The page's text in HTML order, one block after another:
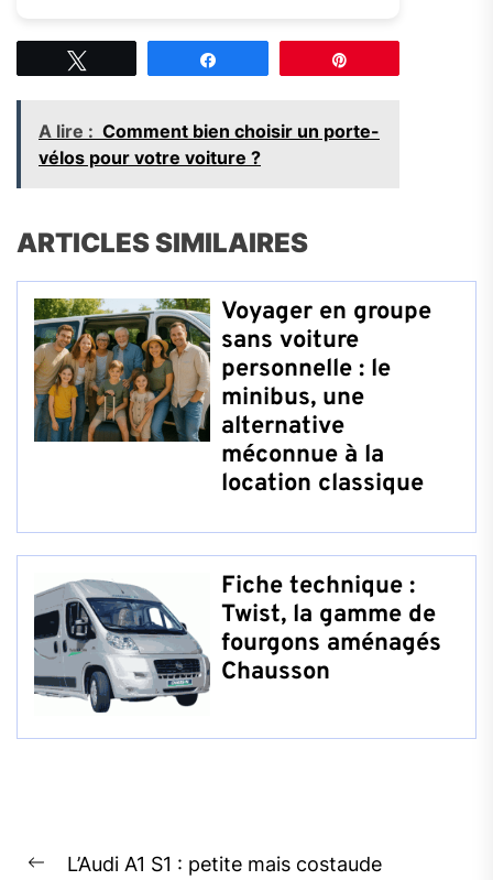
A lire : Comment bien choisir un porte-
vélos pour votre voiture ?
ARTICLES SIMILAIRES
Voyager en groupe
sans voiture
personnelle : le
minibus, une
alternative
méconnue à la
location classique
Fiche technique :
Twist, la gamme de
fourgons aménagés
Chausson
L’Audi A1 S1 : petite mais costaude